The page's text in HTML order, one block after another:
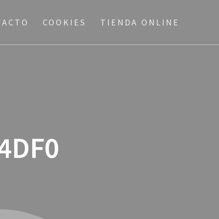
COOKIES TIENDA ONLINE